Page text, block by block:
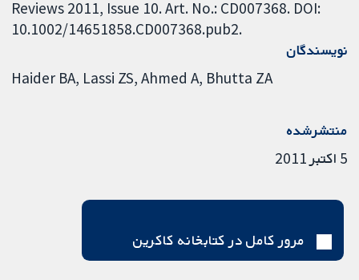
Reviews 2011, Issue 10. Art. No.: CD007368. DOI:
10.1002/14651858.CD007368.pub2.
نویسندگان
Haider BA Lassi ZS Ahmed A Bhutta ZA
منتشرشده
5 اکتبر 2011
مرور کامل در کتابخانه کاکرین